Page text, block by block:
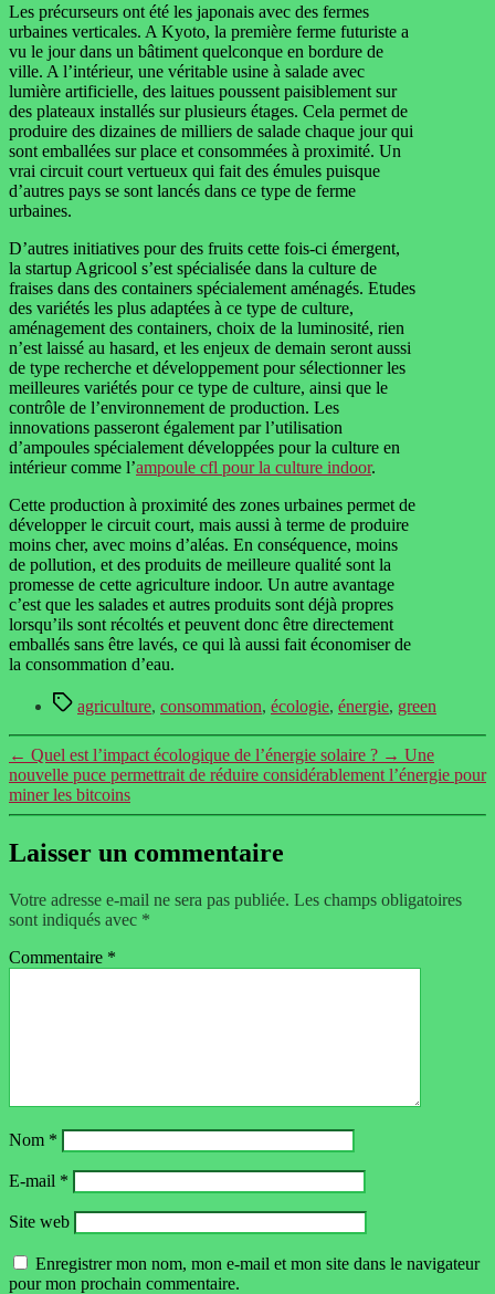
Les précurseurs ont été les japonais avec des fermes
urbaines verticales. A Kyoto, la première ferme futuriste a
vu le jour dans un bâtiment quelconque en bordure de
ville. A l’intérieur, une véritable usine à salade avec
lumière artificielle, des laitues poussent paisiblement sur
des plateaux installés sur plusieurs étages. Cela permet de
produire des dizaines de milliers de salade chaque jour qui
sont emballées sur place et consommées à proximité. Un
vrai circuit court vertueux qui fait des émules puisque
d’autres pays se sont lancés dans ce type de ferme
urbaines.
D’autres initiatives pour des fruits cette fois-ci émergent,
la startup Agricool s’est spécialisée dans la culture de
fraises dans des containers spécialement aménagés. Etudes
des variétés les plus adaptées à ce type de culture,
aménagement des containers, choix de la luminosité, rien
n’est laissé au hasard, et les enjeux de demain seront aussi
de type recherche et développement pour sélectionner les
meilleures variétés pour ce type de culture, ainsi que le
contrôle de l’environnement de production. Les
innovations passeront également par l’utilisation
d’ampoules spécialement développées pour la culture en
intérieur comme l’ampoule cfl pour la culture indoor.
Cette production à proximité des zones urbaines permet de
développer le circuit court, mais aussi à terme de produire
moins cher, avec moins d’aléas. En conséquence, moins
de pollution, et des produits de meilleure qualité sont la
promesse de cette agriculture indoor. Un autre avantage
c’est que les salades et autres produits sont déjà propres
lorsqu’ils sont récoltés et peuvent donc être directement
emballés sans être lavés, ce qui là aussi fait économiser de
la consommation d’eau.
Étiquettes
agriculture, consommation, écologie, énergie, green
← Quel est l’impact écologique de l’énergie solaire ? → Une
nouvelle puce permettrait de réduire considérablement l’énergie pour
miner les bitcoins
Laisser un commentaire
Votre adresse e-mail ne sera pas publiée. Les champs obligatoires
sont indiqués avec *
Commentaire *
Nom *
E-mail *
Site web
Enregistrer mon nom, mon e-mail et mon site dans le navigateur
pour mon prochain commentaire.